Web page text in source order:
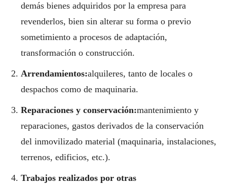
demás bienes adquiridos por la empresa para
revenderlos, bien sin alterar su forma o previo
sometimiento a procesos de adaptación,
transformación o construcción.
Arrendamientos:alquileres, tanto de locales o
despachos como de maquinaria.
Reparaciones y conservación:mantenimiento y
reparaciones, gastos derivados de la conservación
del inmovilizado material (maquinaria, instalaciones,
terrenos, edificios, etc.).
Trabajos realizados por otras